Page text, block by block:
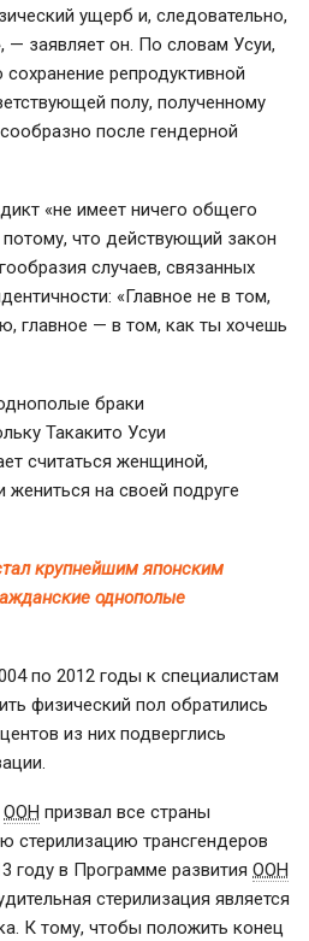
ущерб и, следовательно,
— заявляет он. По словам Усуи,
репродуктивной
полу, полученному
после гендерной
«не имеет ничего общего
что действующий закон
случаев, связанных
«Главное не в том,
главное — в том, как ты хочешь
браки
Такакито Усуи
считаться женщиной,
на своей подруге
крупнейшим японским
однополые
по 2012 годы к специалистам
физический пол обратились
из них подверглись
ООН призвал все страны
стерилизацию трансгендеров
году в Программе развития ООН
стерилизация является
К тому, чтобы положить конец